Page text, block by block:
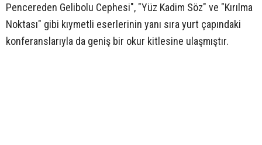
Pencereden Gelibolu Cephesi", "Yüz Kadim Söz" ve "Kırılma
Noktası" gibi kıymetli eserlerinin yanı sıra yurt çapındaki
konferanslarıyla da geniş bir okur kitlesine ulaşmıştır.